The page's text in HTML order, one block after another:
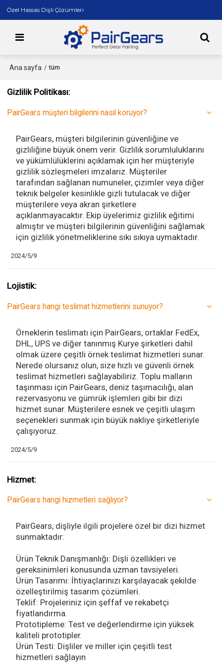
Özel Hassas Dişli Çözümleri
Ana sayfa / tüm
Gizlilik Politikası:
PairGears müşteri bilgilerini nasıl koruyor?
PairGears, müşteri bilgilerinin güvenliğine ve
gizliliğine büyük önem verir. Gizlilik sorumluluklarını
ve yükümlülüklerini açıklamak için her müşteriyle
gizlilik sözleşmeleri imzalarız. Müşteriler
tarafından sağlanan numuneler, çizimler veya diğer
teknik belgeler kesinlikle gizli tutulacak ve diğer
müşterilere veya akran şirketlere
açıklanmayacaktır. Ekip üyelerimiz gizlilik eğitimi
almıştır ve müşteri bilgilerinin güvenliğini sağlamak
için gizlilik yönetmeliklerine sıkı sıkıya uymaktadır.
2024/5/9
Lojistik:
PairGears hangi teslimat hizmetlerini sunuyor?
Örneklerin teslimatı için PairGears, ortaklar FedEx,
DHL, UPS ve diğer tanınmış Kurye şirketleri dahil
olmak üzere çeşitli örnek teslimat hizmetleri sunar.
Nerede olursanız olun, size hızlı ve güvenli örnek
teslimat hizmetleri sağlayabiliriz. Toplu malların
taşınması için PairGears, deniz taşımacılığı, alan
rezervasyonu ve gümrük işlemleri gibi bir dizi
hizmet sunar. Müşterilere esnek ve çeşitli ulaşım
seçenekleri sunmak için büyük nakliye şirketleriyle
çalışıyoruz.
2024/5/9
Hizmet:
PairGears hangi hizmetleri sağlıyor?
PairGears, dişliyle ilgili projelere özel bir dizi hizmet
sunmaktadır:
Ürün Teknik Danışmanlığı: Dişli özellikleri ve
gereksinimleri konusunda uzman tavsiyeleri.
Ürün Tasarımı: İhtiyaçlarınızı karşılayacak şekilde
özelleştirilmiş tasarım çözümleri.
Teklif: Projeleriniz için şeffaf ve rekabetçi
fiyatlandırma.
Prototipleme: Test ve değerlendirme için yüksek
kaliteli prototipler.
Ürün Testi: Dişliler ve miller için çeşitli test
hizmetleri sağlayın